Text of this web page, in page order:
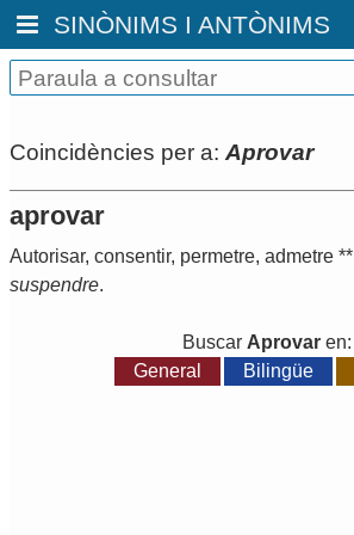
SINÒNIMS I ANTÒNIMS
Coincidències per a: Aprovar
aprovar
Autorisar, consentir, permetre, admetre **
suspendre.
Buscar Aprovar en:
General
Bilingüe